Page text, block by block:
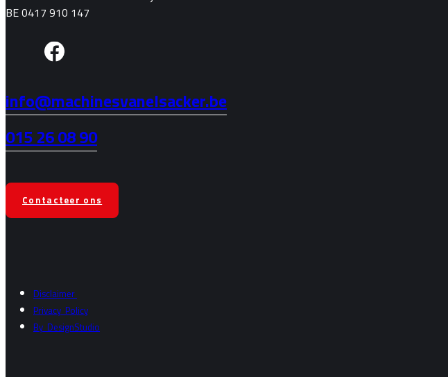
BE 0417 910 147
info@machinesvanelsacker.be
015 26 08 90
Contacteer ons
Disclaimer
Privacy Policy
By DesignStudio